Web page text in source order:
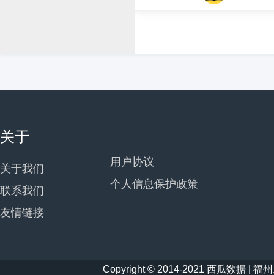
关于
关于我们
联系我们
友情链接
用户协议
个人信息保护政策
Copyright © 2014-2021 西瓜数据 | 福